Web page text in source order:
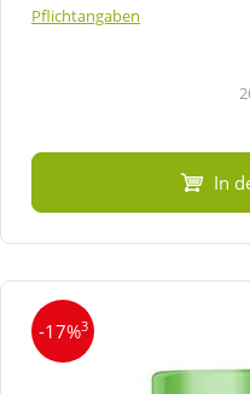
Pflichtangaben
In
-17%3